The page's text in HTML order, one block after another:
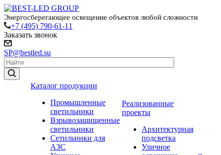
Энергосберегающее освещение объектов любой сложности
+7 (495) 790-61-11
Заказать звонок
SP@bestled.su
Каталог продукции
Промышленные
светильники
Взрывозащищенные
светильники
Сетильники для
АЗС
Реализованные
проекты
Архитектурная
подсветка
Уличное